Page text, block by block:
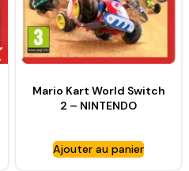
Mario Kart World Switch
2 – NINTENDO
Ajouter au panier